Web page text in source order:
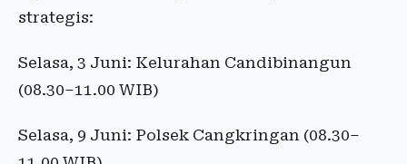
strategis:
Selasa, 3 Juni: Kelurahan Candibinangun
(08.30–11.00 WIB)
Selasa, 9 Juni: Polsek Cangkringan (08.30–